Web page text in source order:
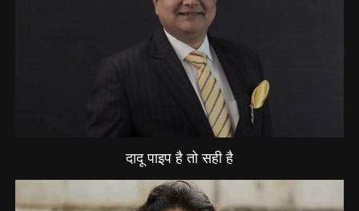
दादू पाइप है तो सही है